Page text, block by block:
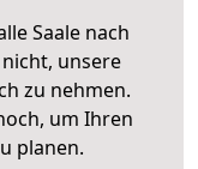
Saale nach
unsere
zu nehmen.
um Ihren
planen.